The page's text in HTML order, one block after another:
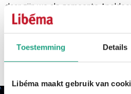
Toestemming Details
Libéma maakt gebruik van
daar zijn we als gemeente
Lees verder onder de afbeeldingen